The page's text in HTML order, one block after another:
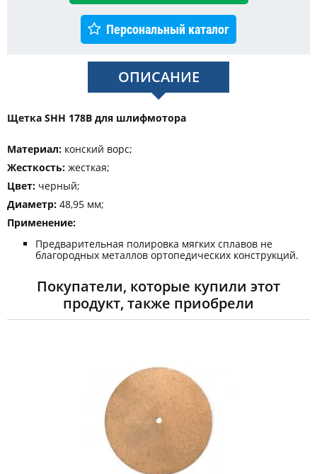
Персональный каталог
ОПИСАНИЕ
Щетка SHH 178B для шлифмотора
Материал: конский ворс;
Жесткость: жесткая;
Цвет: черный;
Диаметр: 48,95 мм;
Применение:
Предварительная полировка мягких сплавов не
благородных металлов ортопедических конструкций.
Покупатели, которые купили этот
продукт, также приобрели